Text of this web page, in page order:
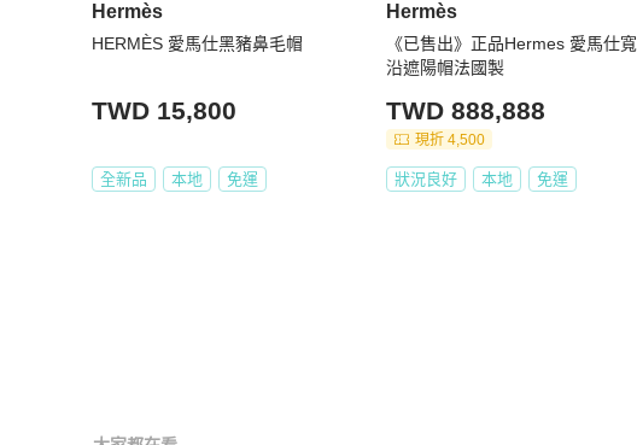
Hermès
HERMÈS 愛馬仕黑豬鼻毛帽
TWD 15,800
全新品 本地 免運
Hermès
《已售出》正品Hermes 愛馬仕寬
沿遮陽帽法國製
TWD 888,888
現折 4,500
狀況良好 本地 免運